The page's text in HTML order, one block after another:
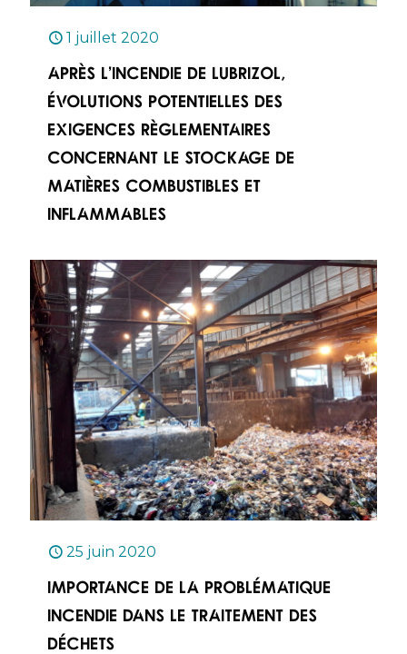
1 juillet 2020
Après l’incendie de Lubrizol,
évolutions potentielles des
exigences règlementaires
concernant le stockage de
matières combustibles et
inflammables
25 juin 2020
Importance de la problématique
incendie dans le traitement des
déchets